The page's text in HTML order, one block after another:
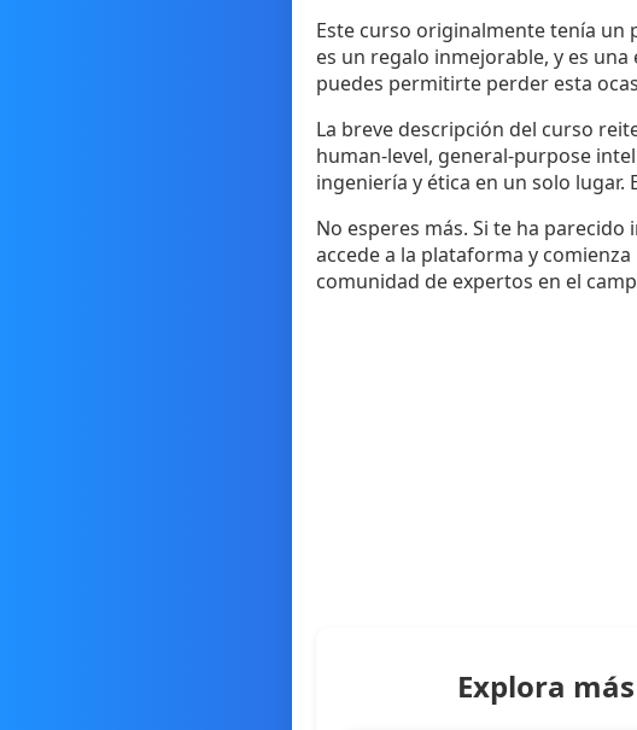
Este curso originalmente tenía un
es un regalo inmejorable, y es
puedes permitirte perder esta
La breve descripción del curso
human-level, general-purpose
ingeniería y ética en un solo
No esperes más. Si te ha
accede a la plataforma y
comunidad de expertos en el
Explora